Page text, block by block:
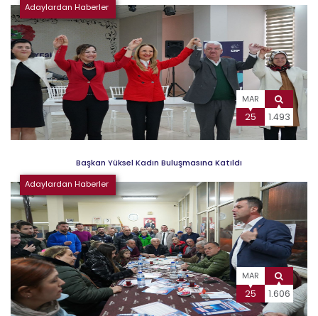
Adaylardan Haberler
MAR
25 1.493
Başkan Yüksel Kadın Buluşmasına Katıldı
Adaylardan Haberler
MAR
25 1.606